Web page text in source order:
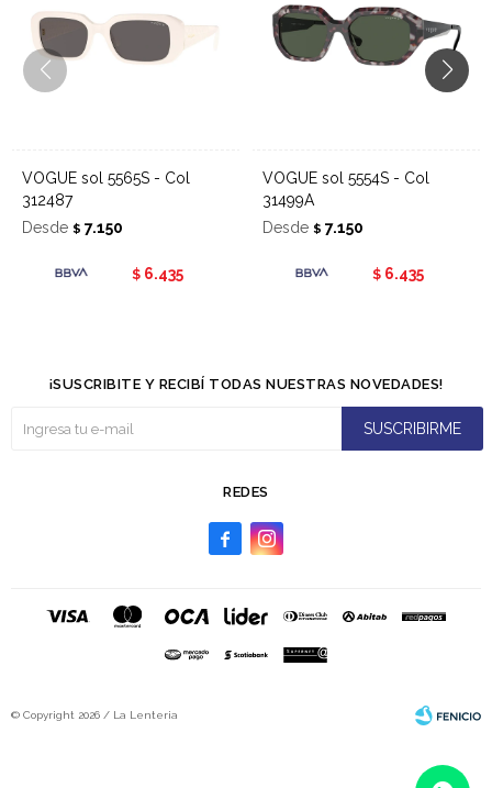
VOGUE sol 5565S - Col
312487
Desde $ 7.150
$ 6.435
VOGUE sol 5554S - Col
31499A
Desde $ 7.150
$ 6.435
REDES
 
¡SUSCRIBITE Y RECIBÍ TODAS NUESTRAS NOVEDADES!
SUSCRIBIRME
© Copyright 2026 / La Lenteria